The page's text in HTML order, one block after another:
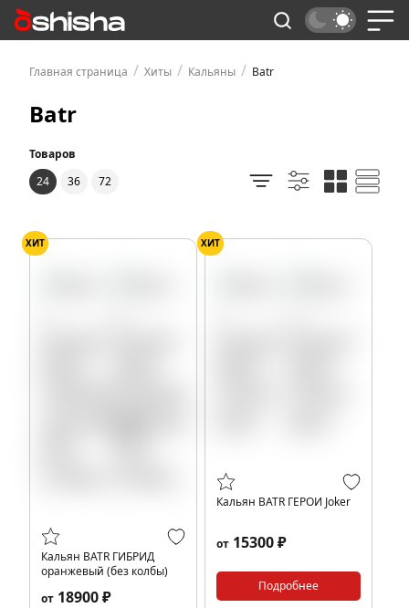
Главная страница / Хиты / Кальяны / Batr
Batr
Товаров
24
36 72
ХИТ
Кальян BATR ГИБРИД
оранжевый (без колбы)
от 18900 ₽
ХИТ
Кальян BATR ГЕРОИ Joker
от 15300 ₽
Подробнее